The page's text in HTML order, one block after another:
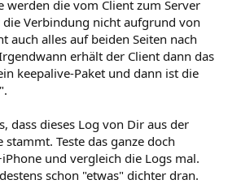
[NET] peer(js9h…G2Bs) - Sending
[NET] peer(js9h…G2Bs) - Retrying
hearing back after 15 seconds
werden die vom Client zum Server
Verbindung nicht aufgrund von
auch alles auf beiden Seiten nach
erhält der Client dann das
keepalive-Paket und dann ist die
dass dieses Log von Dir aus der
Teste das ganze doch
und vergleich die Logs mal.
schon "etwas" dichter dran.